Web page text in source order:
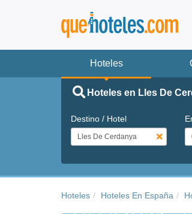
Hoteles
Hoteles en Lles De
Destino / Hotel
Hoteles Hoteles En España